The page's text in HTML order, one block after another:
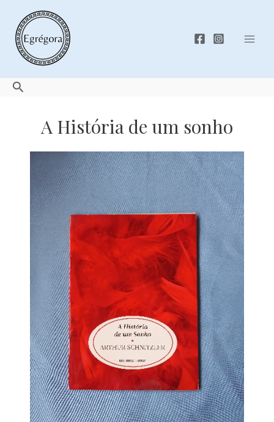
content
Search
A História de um sonho